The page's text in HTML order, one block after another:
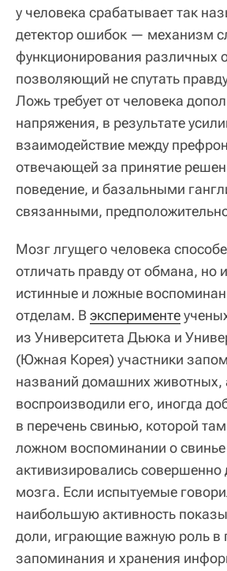
у человека срабатывает так
детектор ошибок — механизм
функционирования различных
позволяющий не спутать
Ложь требует от человека
напряжения, в результате
взаимодействие между
отвечающей за принятие
поведение, и базальными
связанными,
Мозг лгущего человека
отличать правду от обмана, но
истинные и ложные
отделам. В эксперименте
из Университета Дьюка и
(Южная Корея) участники
названий домашних животных,
воспроизводили его, иногда
в перечень свинью, которой
ложном воспоминании о свинье
активизировались совершенно
мозга. Если испытуемые
наибольшую активность
доли, играющие важную роль в
запоминания и хранения